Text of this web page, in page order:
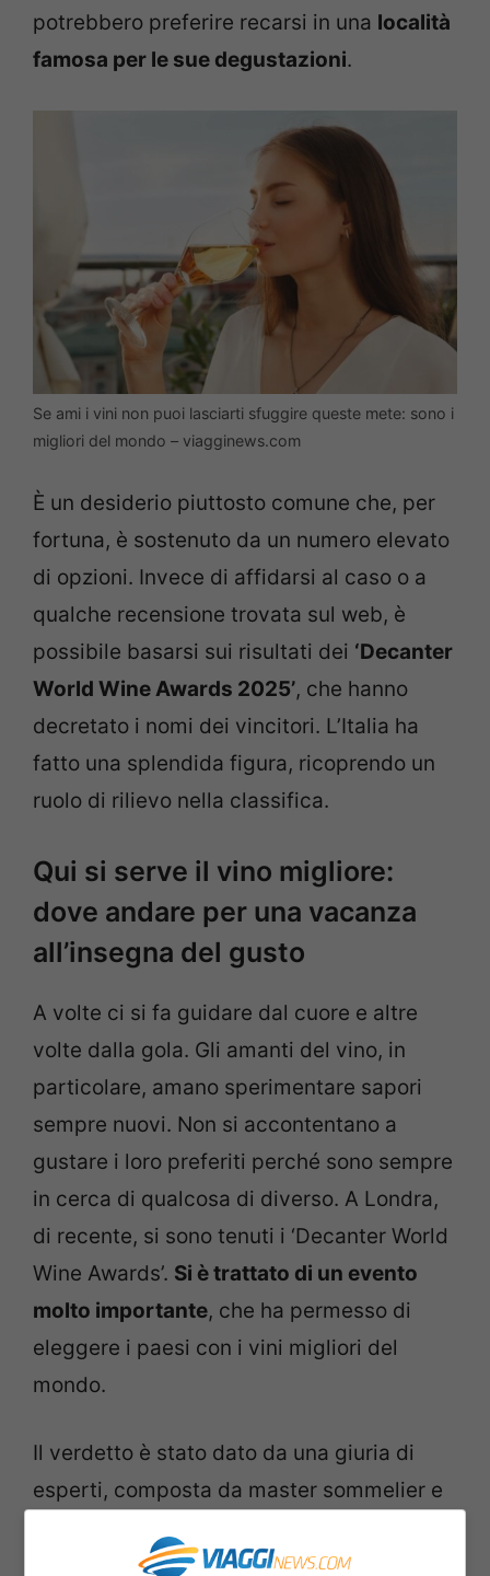
potrebbero preferire recarsi in una località
famosa per le sue degustazioni.
Se ami i vini non puoi lasciarti sfuggire queste mete: sono i
migliori del mondo – viagginews.com
È un desiderio piuttosto comune che, per
fortuna, è sostenuto da un numero elevato
di opzioni. Invece di affidarsi al caso o a
qualche recensione trovata sul web, è
possibile basarsi sui risultati dei ‘Decanter
World Wine Awards 2025’, che hanno
decretato i nomi dei vincitori. L’Italia ha
fatto una splendida figura, ricoprendo un
ruolo di rilievo nella classifica.
Qui si serve il vino migliore:
dove andare per una vacanza
all’insegna del gusto
A volte ci si fa guidare dal cuore e altre
volte dalla gola. Gli amanti del vino, in
particolare, amano sperimentare sapori
sempre nuovi. Non si accontentano a
gustare i loro preferiti perché sono sempre
in cerca di qualcosa di diverso. A Londra,
di recente, si sono tenuti i ‘Decanter World
Wine Awards’. Si è trattato di un evento
molto importante, che ha permesso di
eleggere i paesi con i vini migliori del
mondo.
Il verdetto è stato dato da una giuria di
esperti, composta da master sommelier e
medaglie non è stata troppo imprevedibile,